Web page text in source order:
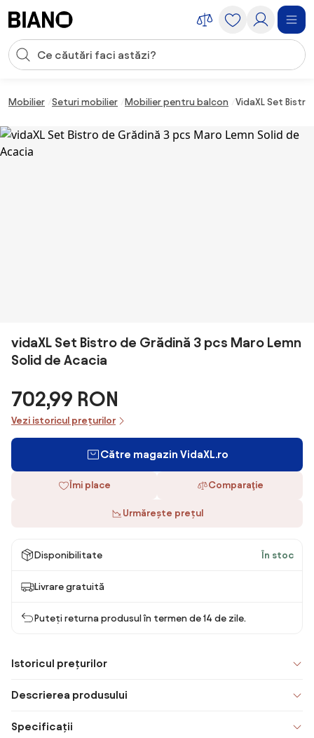
Introducerea căutării
Mobilier Seturi mobilier Mobilier pentru balcon VidaXL Set
vidaXL Set Bistro de Grădină 3 pcs Maro Lemn
Solid de Acacia
702,99 RON
Vezi istoricul prețurilor
Către magazin VidaXL.ro
Îmi place Comparaţie
Urmărește prețul
Disponibilitate În stoc
Livrare gratuită
Puteți returna produsul în termen de 14 de zile.
Istoricul prețurilor
Descrierea produsului
Specificații